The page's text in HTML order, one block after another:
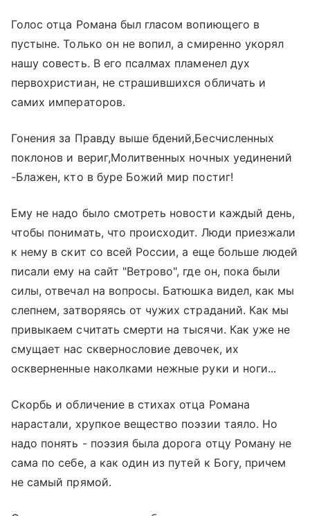
Голос отца Романа был гласом вопиющего в
пустыне. Только он не вопил, а смиренно укорял
нашу совесть. В его псалмах пламенел дух
первохристиан, не страшившихся обличать и
самих императоров.
Гонения за Правду выше бдений,Бесчисленных
поклонов и вериг,Молитвенных ночных уединений
-Блажен, кто в буре Божий мир постиг!
Ему не надо было смотреть новости каждый день,
чтобы понимать, что происходит. Люди приезжали
к нему в скит со всей России, а еще больше людей
писали ему на сайт "Ветрово", где он, пока были
силы, отвечал на вопросы. Батюшка видел, как мы
слепнем, затворяясь от чужих страданий. Как мы
привыкаем считать смерти на тысячи. Как уже не
смущает нас сквернословие девочек, их
оскверненные наколками нежные руки и ноги...
Скорбь и обличение в стихах отца Романа
нарастали, хрупкое вещество поэзии таяло. Но
надо понять - поэзия была дорога отцу Роману не
сама по себе, а как один из путей к Богу, причем
не самый прямой.